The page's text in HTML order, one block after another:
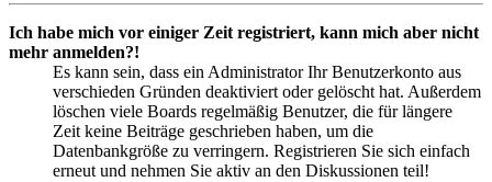
Ich habe mich vor einiger Zeit registriert, kann mich aber nicht
mehr anmelden?!
Es kann sein, dass ein Administrator Ihr Benutzerkonto aus
verschieden Gründen deaktiviert oder gelöscht hat. Außerdem
löschen viele Boards regelmäßig Benutzer, die für längere
Zeit keine Beiträge geschrieben haben, um die
Datenbankgröße zu verringern. Registrieren Sie sich einfach
erneut und nehmen Sie aktiv an den Diskussionen teil!